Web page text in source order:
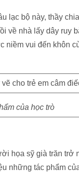
lạc bộ này, thầy
về nhà lấy dây ruy
vui đến khôn
của học trò
họa sỹ già trăn
những tác phẩm